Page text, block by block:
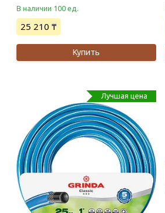
В наличии 100 ед.
25 210 ₸
Купить
Лучшая цена